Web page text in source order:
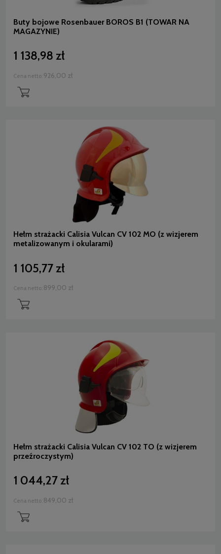
Buty bojowe Rosenbauer BOROS B1 (TOWAR NA
MAGAZYNIE)
1 138,98 zł
Cena netto: 926,00 zł
Hełm strażacki Calisia Vulcan CV 102 MO (z wizjerem
metalizowanym i okularami)
1 105,77 zł
Cena netto: 899,00 zł
Hełm strażacki Calisia Vulcan CV 102 TO (z wizjerem
przeźroczystym)
1 044,27 zł
Cena netto: 849,00 zł